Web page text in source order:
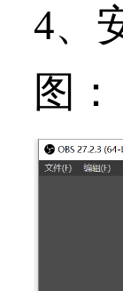
4、
图：